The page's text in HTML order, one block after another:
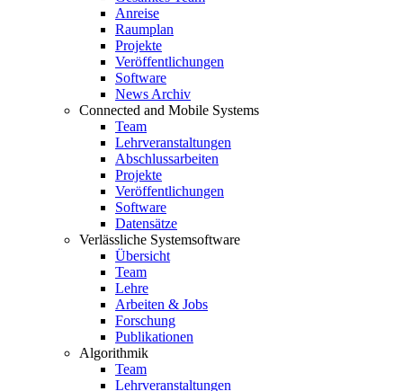
Anreise
Raumplan
Projekte
Veröffentlichungen
Software
News Archiv
Connected and Mobile Systems
Team
Lehrveranstaltungen
Abschlussarbeiten
Projekte
Veröffentlichungen
Software
Datensätze
Verlässliche Systemsoftware
Übersicht
Team
Lehre
Arbeiten & Jobs
Forschung
Publikationen
Algorithmik
Team
Lehrveranstaltungen